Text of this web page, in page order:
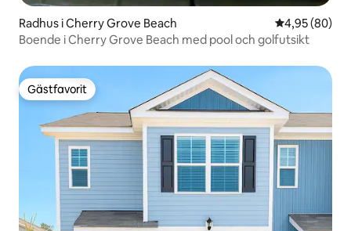
Radhus i Cherry Grove Beach 4,95 av 5 i
4,95 (80)
Boende i Cherry Grove Beach med pool och golfutsikt
Gästfavorit
Gästfavorit